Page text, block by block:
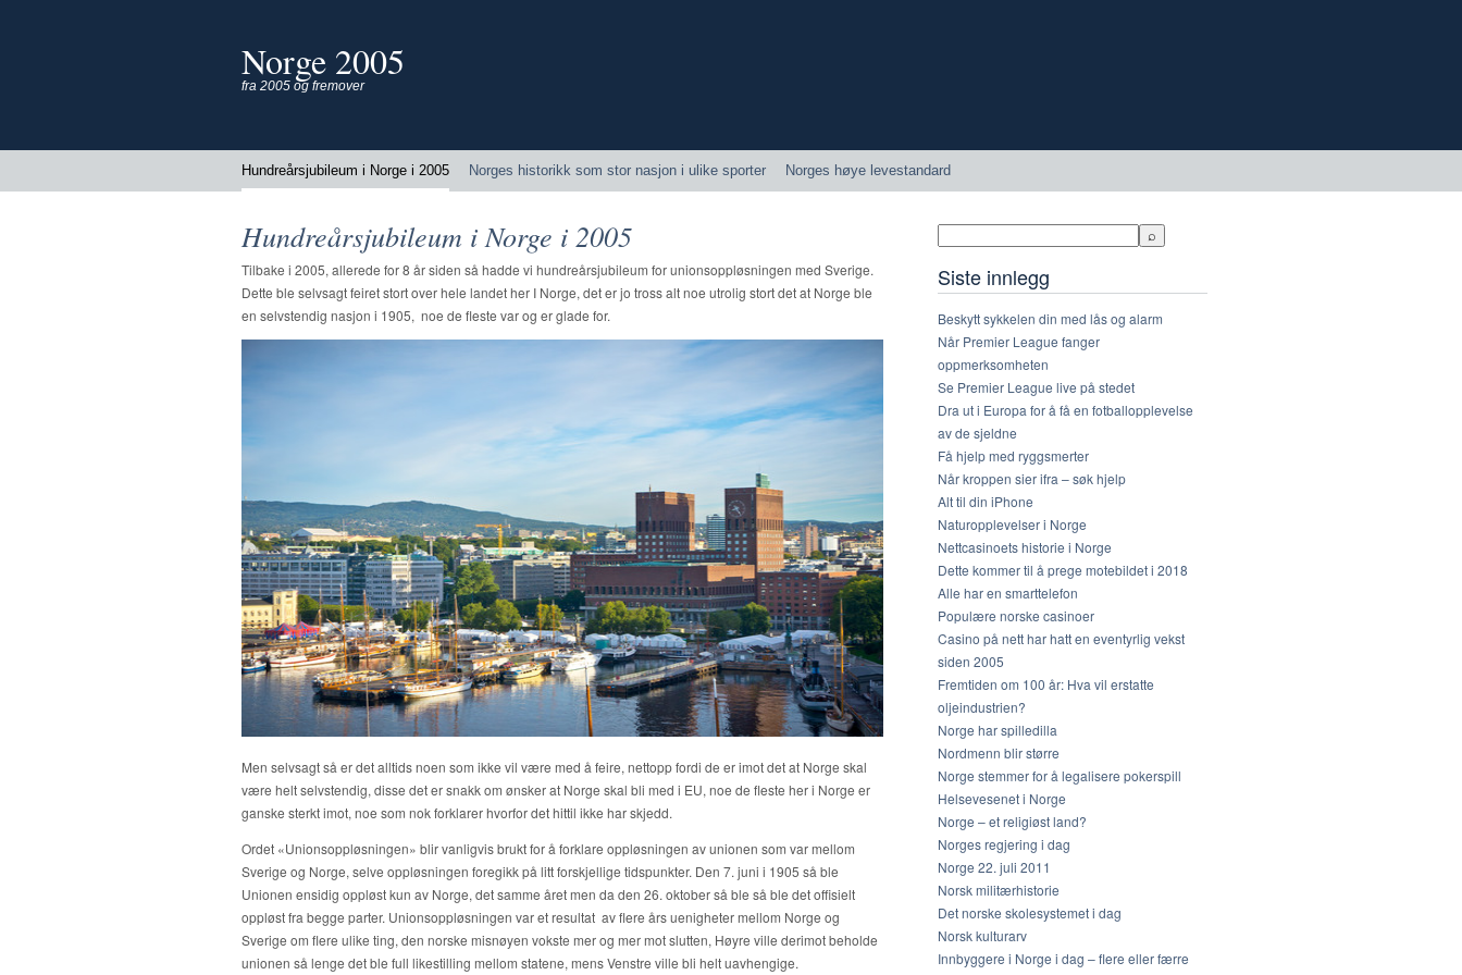
Norge 2005
fra 2005 og fremover
Hundreårsjubileum i Norge i 2005 Norges historikk som stor nasjon i ulike sporter Norges høye levestandard
Hundreårsjubileum i Norge i 2005
Tilbake i 2005, allerede for 8 år siden så hadde vi hundreårsjubileum for unionsoppløsningen med Sverige.
Dette ble selvsagt feiret stort over hele landet her I Norge, det er jo tross alt noe utrolig stort det at Norge ble
en selvstendig nasjon i 1905, noe de fleste var og er glade for.
Men selvsagt så er det alltids noen som ikke vil være med å feire, nettopp fordi de er imot det at Norge skal
være helt selvstendig, disse det er snakk om ønsker at Norge skal bli med i EU, noe de fleste her i Norge er
ganske sterkt imot, noe som nok forklarer hvorfor det hittil ikke har skjedd.
Ordet «Unionsoppløsningen» blir vanligvis brukt for å forklare oppløsningen av unionen som var mellom
Sverige og Norge, selve oppløsningen foregikk på litt forskjellige tidspunkter. Den 7. juni i 1905 så ble
Unionen ensidig oppløst kun av Norge, det samme året men da den 26. oktober så ble så ble det offisielt
oppløst fra begge parter. Unionsoppløsningen var et resultat av flere års uenigheter mellom Norge og
Sverige om flere ulike ting, den norske misnøyen vokste mer og mer mot slutten, Høyre ville derimot beholde
unionen så lenge det ble full likestilling mellom statene, mens Venstre ville bli helt uavhengige.
Siste innlegg
Beskytt sykkelen din med lås og alarm
Når Premier League fanger
oppmerksomheten
Se Premier League live på stedet
Dra ut i Europa for å få en fotballopplevelse
av de sjeldne
Få hjelp med ryggsmerter
Når kroppen sier ifra – søk hjelp
Alt til din iPhone
Naturopplevelser i Norge
Nettcasinoets historie i Norge
Dette kommer til å prege motebildet i 2018
Alle har en smarttelefon
Populære norske casinoer
Casino på nett har hatt en eventyrlig vekst
siden 2005
Fremtiden om 100 år: Hva vil erstatte
oljeindustrien?
Norge har spilledilla
Nordmenn blir større
Norge stemmer for å legalisere pokerspill
Helsevesenet i Norge
Norge – et religiøst land?
Norges regjering i dag
Norge 22. juli 2011
Norsk militærhistorie
Det norske skolesystemet i dag
Norsk kulturarv
Innbyggere i Norge i dag – flere eller færre